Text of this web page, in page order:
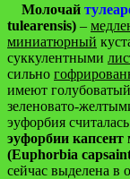
Молочай
tulearensis) –
миниатюрный
суккулентными
сильно
имеют
зеленовато-
эуфорбия
эуфорбии капсент
(Euphorbia
сейчас выделена в